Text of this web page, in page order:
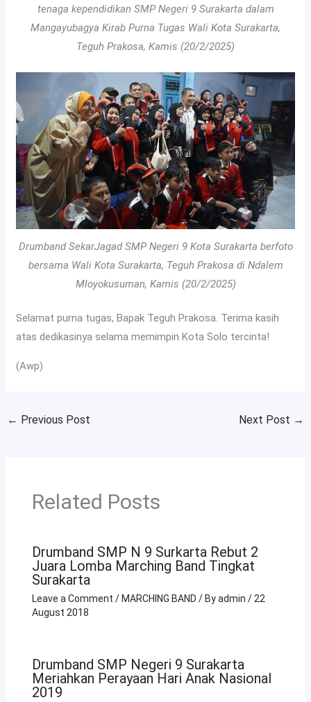
tenaga kependidikan SMP Negeri 9 Surakarta dalam
Mangayubagya Kirab Purna Tugas Wali Kota Surakarta,
Teguh Prakosa, Kamis (20/2/2025)
Drumband SekarJagad SMP Negeri 9 Kota Surakarta berfoto
bersama Wali Kota Surakarta, Teguh Prakosa di Ndalem
Mloyokusuman, Kamis (20/2/2025)
Selamat purna tugas, Bapak Teguh Prakosa. Terima kasih
atas dedikasinya selama memimpin Kota Solo tercinta!
(Awp)
← Previous Post Next Post →
Related Posts
Drumband SMP N 9 Surkarta Rebut 2
Juara Lomba Marching Band Tingkat
Surakarta
Leave a Comment / MARCHING BAND / Byadmin /22
August 2018
Drumband SMP Negeri 9 Surakarta
Meriahkan Perayaan Hari Anak Nasional
2019